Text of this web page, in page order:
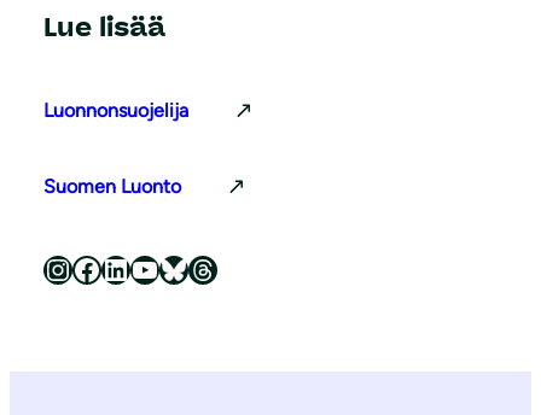
Lue lisää
Luonnonsuojelija
Suomen Luonto
Luonnonsuojeluliitto Instagramissa Luonnonsuojeluliitto Facebookissa Luonnonsuojeluliitto LinkedInissä Luonnonsuojeluliiton YouTube-kanava Luonnonsuojeluliitto Blueskyssa Luonnonsuojeluliitto Threadsissa